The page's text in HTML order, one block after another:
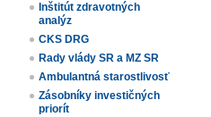
Inštitút zdravotných
analýz
CKS DRG
Rady vlády SR a MZ SR
Ambulantná starostlivosť
Zásobníky investičných
priorít